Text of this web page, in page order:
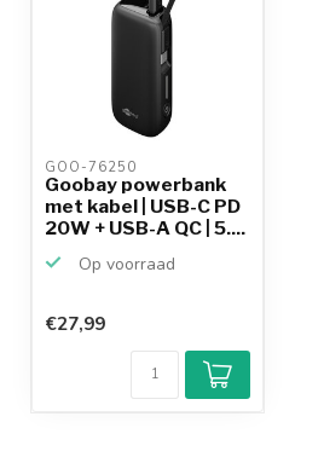
GOO-76250
Goobay powerbank
met kabel | USB-C PD
20W + USB-A QC | 5....
Op voorraad
€27,99